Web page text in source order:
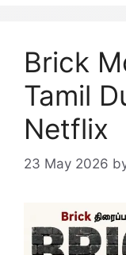
Brick
Tamil
Netflix
23 May 2026